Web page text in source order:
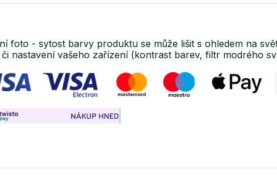
foto - sytost barvy produktu se může lišit s ohledem na
nastavení vašeho zařízení (kontrast barev, filtr modrého